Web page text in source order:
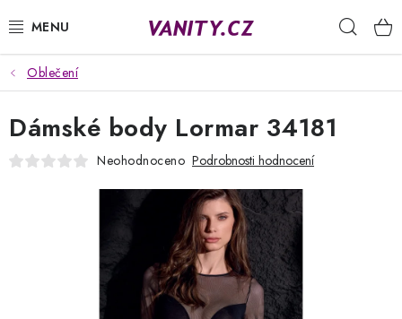
na
KABELKY
SPODNÍ PRÁDLO
PUNČOCHY
Oblečení
Dámské body Lormar 34181
Neohodnoceno Podrobnosti hodnocení